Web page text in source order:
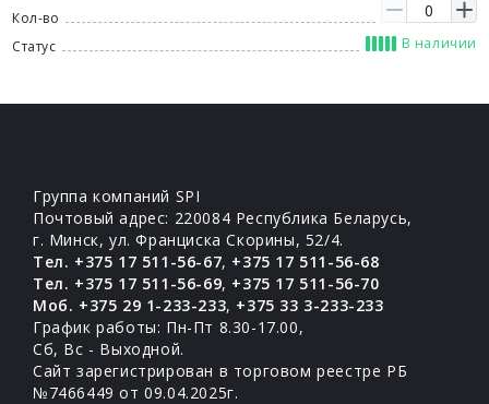
Кол-во
Статус
В наличии
Группа компаний SPI
Почтовый адрес: 220084 Республика Беларусь,
г. Минск, ул. Франциска Скорины, 52/4.
Тел. +375 17 511-56-67, +375 17 511-56-68
Тел. +375 17 511-56-69, +375 17 511-56-70
Моб. +375 29 1-233-233, +375 33 3-233-233
График работы: Пн-Пт 8.30-17.00,
Сб, Вс - Выходной.
Сайт зарегистрирован в торговом реестре РБ
№7466449 от 09.04.2025г.